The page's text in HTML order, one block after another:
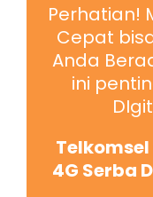
Perhatian!
Cepat
Anda
ini
4G Serba